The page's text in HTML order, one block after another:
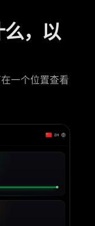
，以
一个位置查看